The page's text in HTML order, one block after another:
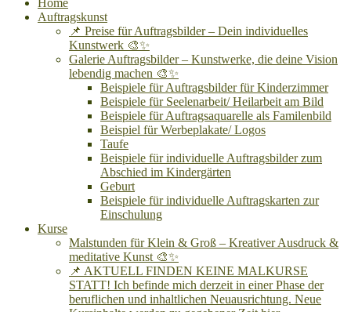
Home
Auftragskunst
📌 Preise für Auftragsbilder – Dein individuelles
Kunstwerk 🎨✨
Galerie Auftragsbilder – Kunstwerke, die deine Vision
lebendig machen 🎨✨
Beispiele für Auftragsbilder für Kinderzimmer
Beispiele für Seelenarbeit/ Heilarbeit am Bild
Beispiele für Auftragsaquarelle als Familenbild
Beispiel für Werbeplakate/ Logos
Taufe
Beispiele für individuelle Auftragsbilder zum
Abschied im Kindergärten
Geburt
Beispiele für individuelle Auftragskarten zur
Einschulung
Kurse
Malstunden für Klein & Groß – Kreativer Ausdruck &
meditative Kunst 🎨✨
📌 AKTUELL FINDEN KEINE MALKURSE
STATT! Ich befinde mich derzeit in einer Phase der
beruflichen und inhaltlichen Neuausrichtung. Neue